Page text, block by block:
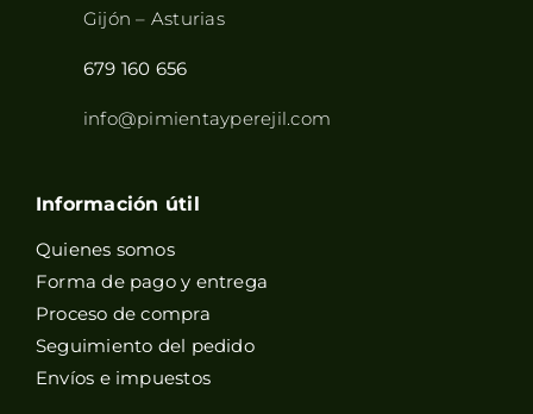
Gijón – Asturias
679 160 656
info@pimientayperejil.com
Información útil
Quienes somos
Forma de pago y entrega
Proceso de compra
Seguimiento del pedido
Envíos e impuestos